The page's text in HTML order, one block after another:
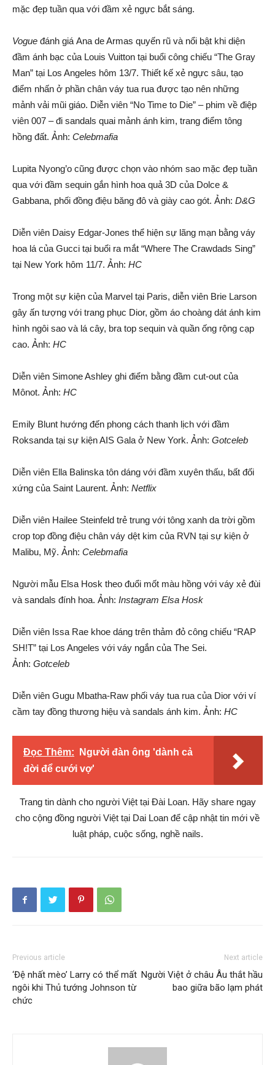
mặc đẹp tuần qua với đầm xẻ ngực bắt sáng.
Vogue đánh giá Ana de Armas quyến rũ và nổi bật khi diện
đầm ánh bạc của Louis Vuitton tại buổi công chiếu “The Gray
Man” tại Los Angeles hôm 13/7. Thiết kế xẻ ngực sâu, tạo
điểm nhấn ở phần chân váy tua rua được tạo nên những
mảnh vải mũi giáo. Diễn viên “No Time to Die” – phim về điệp
viên 007 – đi sandals quai mảnh ánh kim, trang điểm tông
hồng đất. Ảnh: Celebmafia
Lupita Nyong’o cũng được chọn vào nhóm sao mặc đẹp tuần
qua với đầm sequin gắn hình hoa quả 3D của Dolce &
Gabbana, phối đồng điệu băng đô và giày cao gót. Ảnh: D&G
Diễn viên Daisy Edgar-Jones thể hiện sự lãng mạn bằng váy
hoa lá của Gucci tại buổi ra mắt “Where The Crawdads Sing”
tại New York hôm 11/7. Ảnh: HC
Trong một sự kiện của Marvel tại Paris, diễn viên Brie Larson
gây ấn tượng với trang phục Dior, gồm áo choàng dát ánh kim
hình ngôi sao và lá cây, bra top sequin và quần ống rộng cạp
cao. Ảnh: HC
Diễn viên Simone Ashley ghi điểm bằng đầm cut-out của
Mônot. Ảnh: HC
Emily Blunt hướng đến phong cách thanh lịch với đầm
Roksanda tại sự kiện AIS Gala ở New York. Ảnh: Gotceleb
Diễn viên Ella Balinska tôn dáng với đầm xuyên thấu, bất đối
xứng của Saint Laurent. Ảnh: Netflix
Diễn viên Hailee Steinfeld trẻ trung với tông xanh da trời gồm
crop top đồng điệu chân váy dệt kim của RVN tại sự kiện ở
Malibu, Mỹ. Ảnh: Celebmafia
Người mẫu Elsa Hosk theo đuổi mốt màu hồng với váy xẻ đùi
và sandals đính hoa. Ảnh: Instagram Elsa Hosk
Diễn viên Issa Rae khoe dáng trên thảm đỏ công chiếu “RAP
SH!T” tại Los Angeles với váy ngắn của The Sei.
Ảnh: Gotceleb
Diễn viên Gugu Mbatha-Raw phối váy tua rua của Dior với ví
cầm tay đồng thương hiệu và sandals ánh kim. Ảnh: HC
Đọc Thêm:
Người đàn ông 'dành cả
đời để cưới vợ'
Trang tin dành cho người Việt tại Đài Loan. Hãy share ngay
cho cộng đồng người Việt tại Dai Loan để cập nhật tin mới về
luật pháp, cuộc sống, nghề nails.
Previous article
‘Đệ nhất mèo’ Larry có thể mất
ngôi khi Thủ tướng Johnson từ
chức
Next article
Người Việt ở châu Âu thắt hầu
bao giữa bão lạm phát